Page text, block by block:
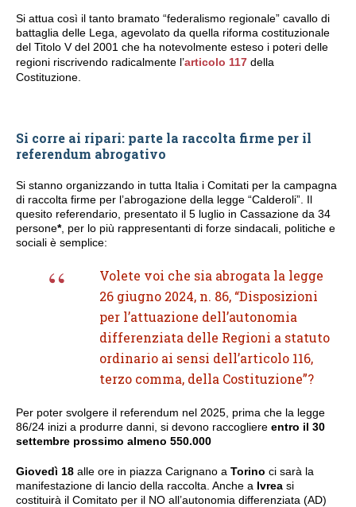
Si attua così il tanto bramato “federalismo regionale” cavallo di
battaglia delle Lega, agevolato da quella riforma costituzionale
del Titolo V del 2001 che ha notevolmente esteso i poteri delle
regioni riscrivendo radicalmente l’articolo 117 della
Costituzione.
Si corre ai ripari: parte la raccolta firme per il
referendum abrogativo
Si stanno organizzando in tutta Italia i Comitati per la campagna
di raccolta firme per l’abrogazione della legge “Calderoli”. Il
quesito referendario, presentato il 5 luglio in Cassazione da 34
persone*, per lo più rappresentanti di forze sindacali, politiche e
sociali è semplice:
Volete voi che sia abrogata la legge
26 giugno 2024, n. 86, “Disposizioni
per l’attuazione dell’autonomia
differenziata delle Regioni a statuto
ordinario ai sensi dell’articolo 116,
terzo comma, della Costituzione”?
Per poter svolgere il referendum nel 2025, prima che la legge
86/24 inizi a produrre danni, si devono raccogliere entro il 30
settembre prossimo almeno 550.000
Giovedì 18 alle ore in piazza Carignano a Torino ci sarà la
manifestazione di lancio della raccolta. Anche a Ivrea si
costituirà il Comitato per il NO all’autonomia differenziata (AD)